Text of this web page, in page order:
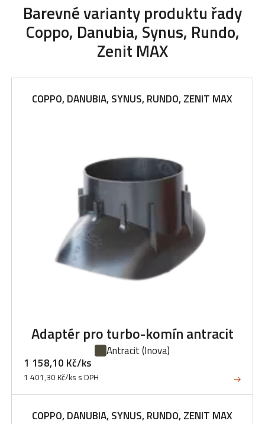
Barevné varianty produktu řady
Coppo, Danubia, Synus, Rundo,
Zenit MAX
COPPO, DANUBIA, SYNUS, RUNDO, ZENIT MAX
Adaptér pro turbo-komín antracit
Antracit(Inova)
1 158,10 Kč/ks
1 401,30 Kč/ks s DPH
COPPO, DANUBIA, SYNUS, RUNDO, ZENIT MAX